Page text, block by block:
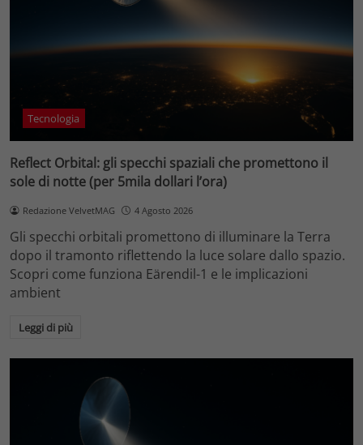
Tecnologia
Reflect Orbital: gli specchi spaziali che promettono il
sole di notte (per 5mila dollari l’ora)
Redazione VelvetMAG 4 Agosto 2026
Gli specchi orbitali promettono di illuminare la Terra
dopo il tramonto riflettendo la luce solare dallo spazio.
Scopri come funziona Eärendil-1 e le implicazioni
ambient
Leggi di più